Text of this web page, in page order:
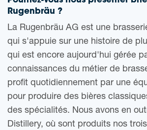
Rugenbräu ?
La Rugenbräu AG est une
qui s'appuie sur une histoire de
qui est encore aujourd'hui gérée
connaissances du métier de
profit quotidiennement par une
pour produire des bières
des spécialités. Nous avons en
Distillery, où sont produits nos